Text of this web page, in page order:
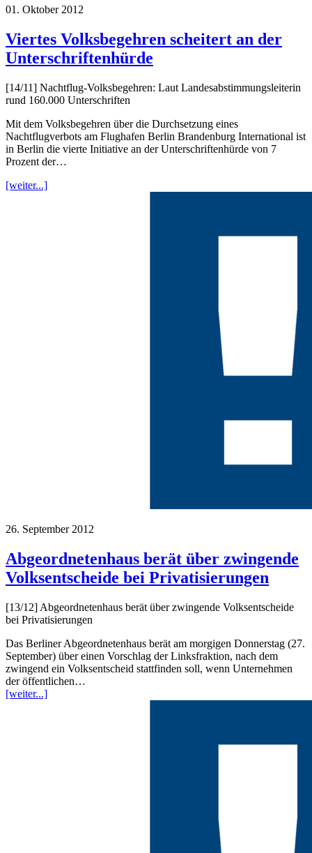
01. Oktober 2012
Viertes Volksbegehren scheitert an der
Unterschriftenhürde
[14/11] Nachtflug-Volksbegehren: Laut Landesabstimmungsleiterin
rund 160.000 Unterschriften
Mit dem Volksbegehren über die Durchsetzung eines
Nachtflugverbots am Flughafen Berlin Brandenburg International ist
in Berlin die vierte Initiative an der Unterschriftenhürde von 7
Prozent der…
[weiter...]
26. September 2012
Abgeordnetenhaus berät über zwingende
Volksentscheide bei Privatisierungen
[13/12] Abgeordnetenhaus berät über zwingende Volksentscheide
bei Privatisierungen
Das Berliner Abgeordnetenhaus berät am morgigen Donnerstag (27.
September) über einen Vorschlag der Linksfraktion, nach dem
zwingend ein Volksentscheid stattfinden soll, wenn Unternehmen
der öffentlichen…
[weiter...]